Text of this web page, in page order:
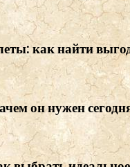
как найти
он нужен